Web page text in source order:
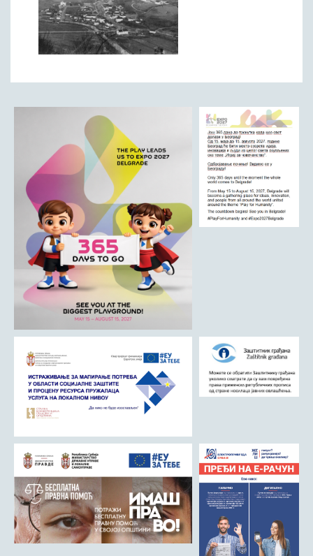
Мали и Велики град
Мачков камен
Манастир Св. Николај Српски
Црква брвнара у Доњој Оровици
Врхпоље - Етно село
Бобија
КОНТАКТ
Општина Љубовија
Установе од јавног значаја
Матична служба
Урбанизам и грађевинарство
Борачко-инвалидска заштита
Друштвена брига о деци
Служба за пољопривреду, водопривреду и заштиту животне
средине
Приватно предузетништво